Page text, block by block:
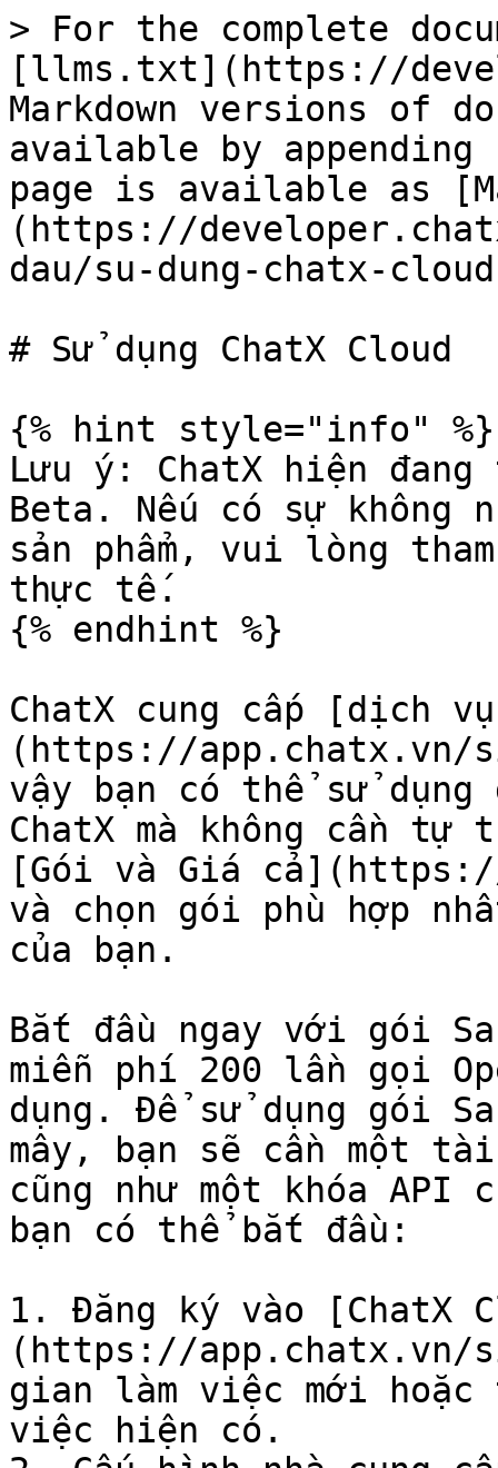
> For the complete
[llms.txt](https://
Markdown versions of
available by
page is available as
(https://
dau/su-dung-chatx-
# Sử dụng ChatX Cloud
{% hint style="info" %}
Lưu ý: ChatX hiện
Beta. Nếu có sự
sản phẩm, vui lòng
thực tế.
{% endhint %}
ChatX cung cấp [dịch vụ
(https://app.chatx.vn/
vậy bạn có thể sử dụng
ChatX mà không cần tự
[Gói và Giá
và chọn gói phù hợp
của bạn.
Bắt đầu ngay với gói
miễn phí 200 lần gọi
dụng. Để sử dụng gói
mây, bạn sẽ cần một
cũng như một khóa API
bạn có thể bắt đầu:
1. Đăng ký vào [ChatX
(https://app.chatx.vn/
gian làm việc mới hoặc
việc hiện có.